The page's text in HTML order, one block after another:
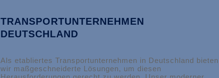
TRANSPORTUNTERNEHMEN
DEUTSCHLAND
Als etabliertes Transportunternehmen in Deutschland bieten
wir maßgeschneiderte Lösungen, um diesen